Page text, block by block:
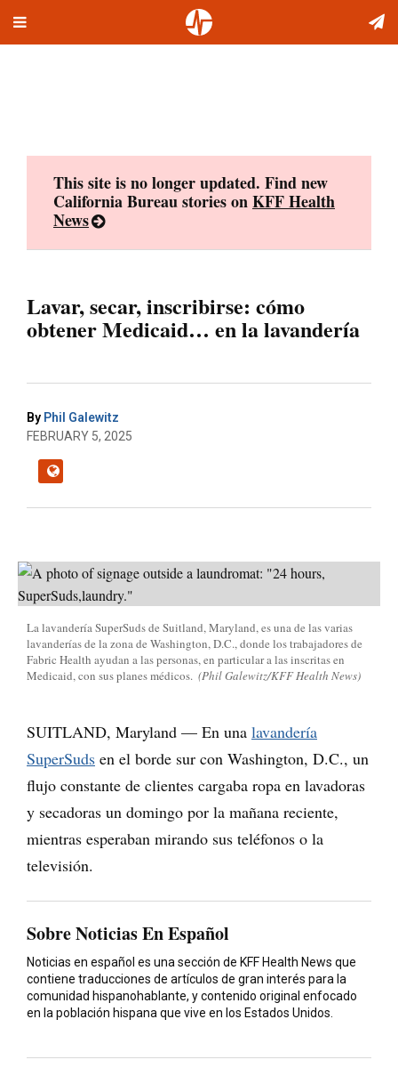
Toggle
This site is no longer updated. Find new
California Bureau stories onKFF Health
News
Lavar, secar, inscribirse: cómo
obtener Medicaid… en la lavandería
By Phil Galewitz
FEBRUARY 5, 2025
La lavandería SuperSuds de Suitland, Maryland, es una de las varias
lavanderías de la zona de Washington, D.C., donde los trabajadores de
Fabric Health ayudan a las personas, en particular a las inscritas en
Medicaid, con sus planes médicos. (Phil Galewitz/KFF Health News)
SUITLAND, Maryland — En una lavandería
SuperSuds en el borde sur con Washington, D.C., un
flujo constante de clientes cargaba ropa en lavadoras
y secadoras un domingo por la mañana reciente,
mientras esperaban mirando sus teléfonos o la
televisión.
Sobre Noticias En Español
Noticias en español es una sección de KFF Health News que
contiene traducciones de artículos de gran interés para la
comunidad hispanohablante, y contenido original enfocado
en la población hispana que vive en los Estados Unidos.